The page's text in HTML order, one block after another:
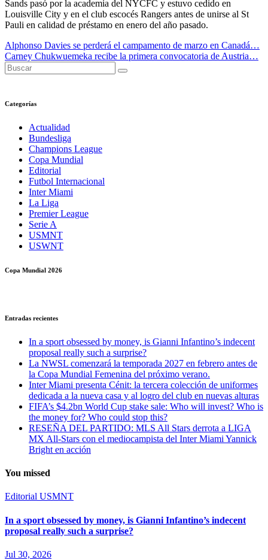
Sands pasó por la academia del NYCFC y estuvo cedido en
Louisville City y en el club escocés Rangers antes de unirse al St
Pauli en calidad de préstamo en enero del año pasado.
Navegación
de
Alphonso Davies se perderá el campamento de marzo en Canadá…
Carney Chukwuemeka recibe la primera convocatoria de Austria…
Categorías
Actualidad
Bundesliga
Champions League
Copa Mundial
Editorial
Futbol Internacional
Inter Miami
La Liga
Premier League
Serie A
USMNT
USWNT
Copa Mundial 2026
Entradas recientes
In a sport obsessed by money, is Gianni Infantino’s indecent
proposal really such a surprise?
La NWSL comenzará la temporada 2027 en febrero antes de
la Copa Mundial Femenina del próximo verano.
Inter Miami presenta Cénit: la tercera colección de uniformes
dedicada a la nueva casa y al logro del club en nuevas alturas
FIFA’s $4.2bn World Cup stake sale: Who will invest? Who is
the money for? Who could stop this?
RESEÑA DEL PARTIDO: MLS All Stars derrota a LIGA
MX All-Stars con el mediocampista del Inter Miami Yannick
Bright en acción
You missed
Editorial USMNT
In a sport obsessed by money, is Gianni Infantino’s indecent
proposal really such a surprise?
Jul 30, 2026